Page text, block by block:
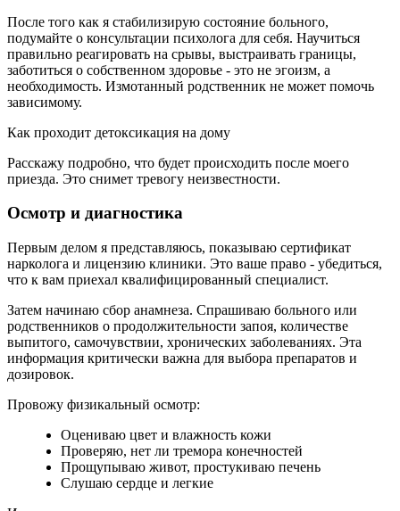
После того как я стабилизирую состояние больного,
подумайте о консультации психолога для себя. Научиться
правильно реагировать на срывы, выстраивать границы,
заботиться о собственном здоровье - это не эгоизм, а
необходимость. Измотанный родственник не может помочь
зависимому.
Как проходит детоксикация на дому
Расскажу подробно, что будет происходить после моего
приезда. Это снимет тревогу неизвестности.
Осмотр и диагностика
Первым делом я представляюсь, показываю сертификат
нарколога и лицензию клиники. Это ваше право - убедиться,
что к вам приехал квалифицированный специалист.
Затем начинаю сбор анамнеза. Спрашиваю больного или
родственников о продолжительности запоя, количестве
выпитого, самочувствии, хронических заболеваниях. Эта
информация критически важна для выбора препаратов и
дозировок.
Провожу физикальный осмотр:
Оцениваю цвет и влажность кожи
Проверяю, нет ли тремора конечностей
Прощупываю живот, простукиваю печень
Слушаю сердце и легкие